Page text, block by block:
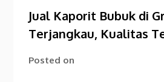
Jual Kaporit Bubuk di
Terjangkau, Kualitas
Posted on